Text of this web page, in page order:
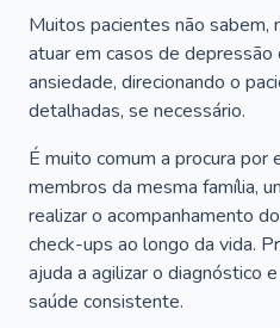
Muitos pacientes não sabem,
atuar em casos de
ansiedade, direcionando o
detalhadas, se necessário.
É muito comum a procura
membros da mesma família,
realizar o acompanhamento
check-ups ao longo da vida.
ajuda a agilizar o diagnóstico
saúde consistente.